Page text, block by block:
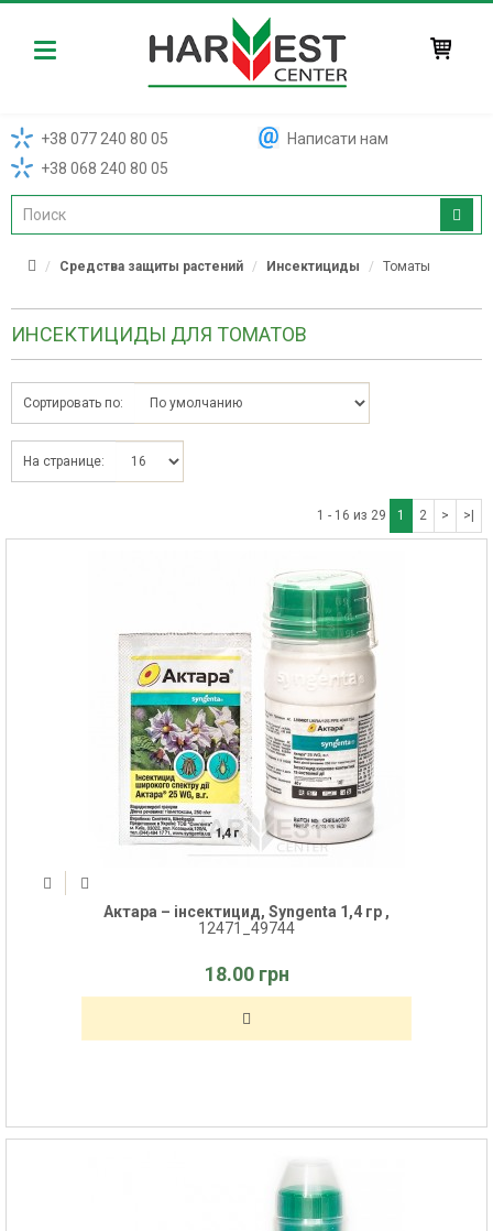
Harvest
+38 077 240 80 05
+38 068 240 80 05
Написати нам
Средства защиты растений Инсектициды Томаты
ИНСЕКТИЦИДЫ ДЛЯ ТОМАТОВ
Сортировать по:
На странице:
1 - 16 из 29 1 2 > >|
Актара – інсектицид, Syngenta 1,4 гр ,
12471_49744
18.00 грн